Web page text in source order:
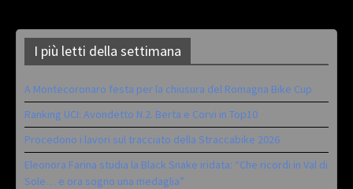
I più letti della settimana
A Montecoronaro festa per la chiusura del Romagna Bike Cup
Ranking UCI: Avondetto N.2. Berta e Corvi in Top10
Procedono i lavori sul tracciato della Straccabike 2026
Eleonora Farina studia la Black Snake iridata: “Che ricordi in Val di
Sole… e ora sogno una medaglia”